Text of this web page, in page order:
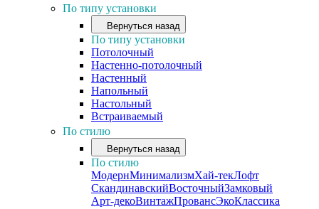
По типу установки
Вернуться назад
По типу установки
Потолочный
Настенно-потолочный
Настенный
Напольный
Настольный
Встраиваемый
По стилю
Вернуться назад
По стилю
МодернМинимализмХай-текЛофт
СкандинавскийВосточныйЗамковый
Арт-декоВинтажПровансЭкоКлассика